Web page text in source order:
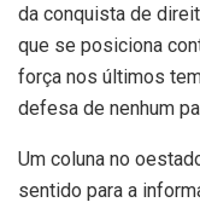
da conquista de
que se posiciona
força nos últimos
defesa de nenhum
Um coluna no
sentido para a